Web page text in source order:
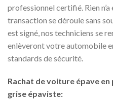
professionnel certifié. Rien
transaction se déroule sans
est signé, nos techniciens se
enlèveront votre automobile
standards de sécurité.
Rachat de voiture épave
grise épaviste: